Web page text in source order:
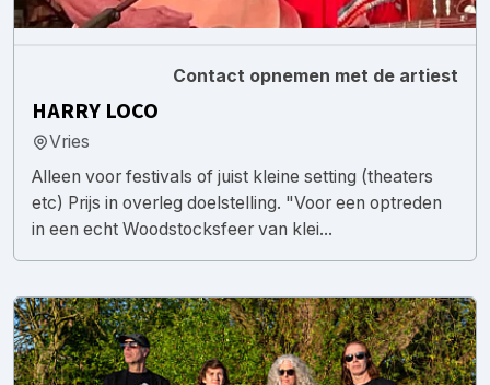
Contact opnemen met de artiest
HARRY LOCO
Vries
Alleen voor festivals of juist kleine setting (theaters
etc) Prijs in overleg doelstelling. "Voor een optreden
in een echt Woodstocksfeer van klei...